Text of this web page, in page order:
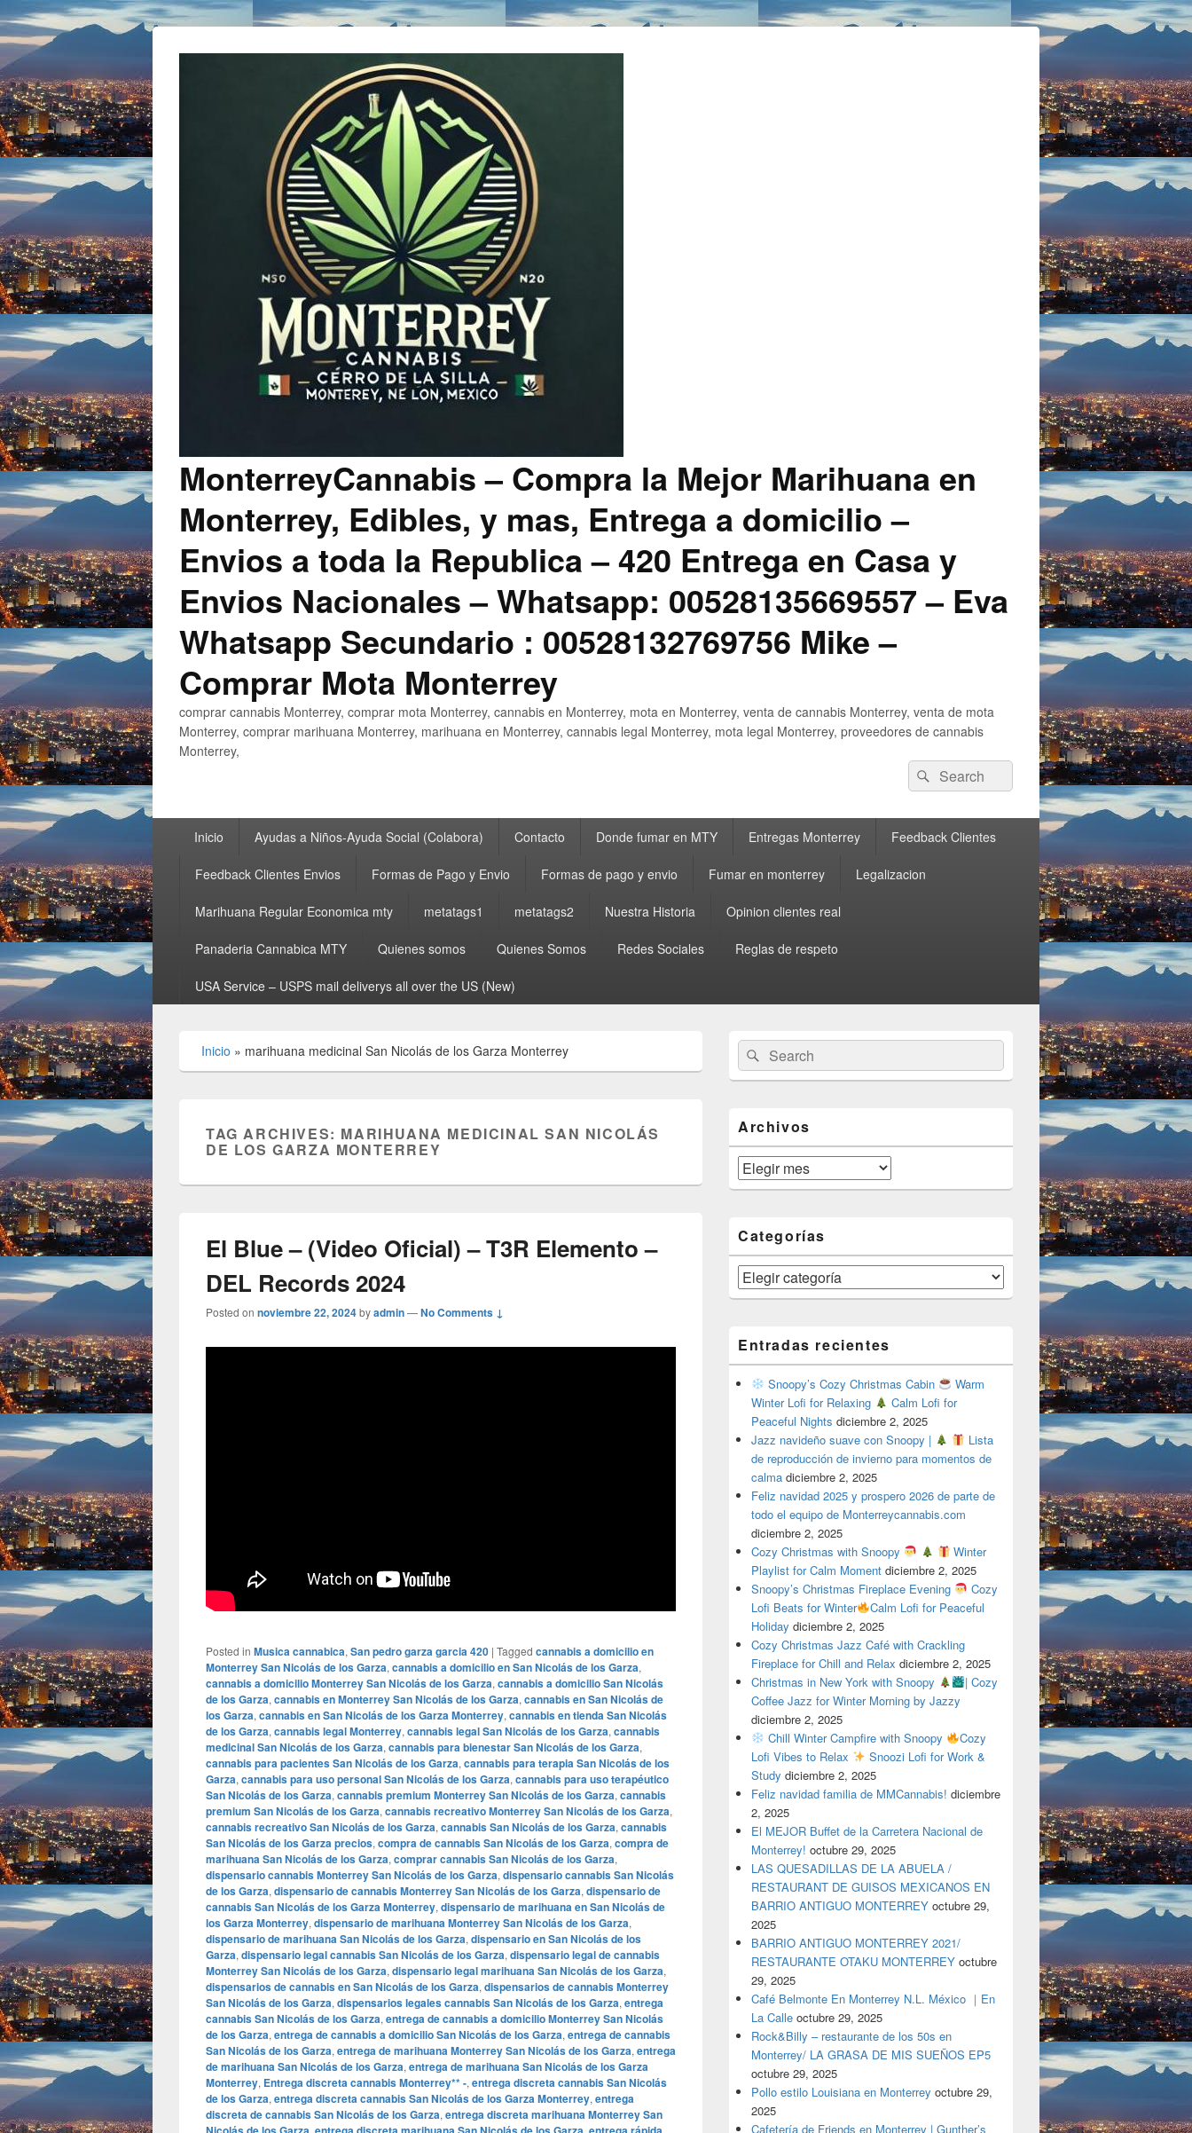
MonterreyCannabis – Compra la Mejor Marihuana en
Monterrey, Edibles, y mas, Entrega a domicilio –
Envios a toda la Republica – 420 Entrega en Casa y
Envios Nacionales – Whatsapp: 00528135669557 – Eva
Whatsapp Secundario : 00528132769756 Mike –
Comprar Mota Monterrey
comprar cannabis Monterrey, comprar mota Monterrey, cannabis en Monterrey, mota en Monterrey, venta de cannabis Monterrey, venta de mota
Monterrey, comprar marihuana Monterrey, marihuana en Monterrey, cannabis legal Monterrey, mota legal Monterrey, proveedores de cannabis
Monterrey,
Search
for:
Search
Inicio Ayudas a Niños-Ayuda Social (Colabora) Contacto Donde fumar en MTY Entregas Monterrey Feedback Clientes
Feedback Clientes Envios Formas de Pago y Envio Formas de pago y envio Fumar en monterrey Legalizacion
Marihuana Regular Economica mty metatags1 metatags2 Nuestra Historia Opinion clientes real
Panaderia Cannabica MTY Quienes somos Quienes Somos Redes Sociales Reglas de respeto
USA Service – USPS mail deliverys all over the US (New)
Inicio » marihuana medicinal San Nicolás de los Garza Monterrey
TAG ARCHIVES: MARIHUANA MEDICINAL SAN NICOLÁS
DE LOS GARZA MONTERREY
El Blue – (Video Oficial) – T3R Elemento –
DEL Records 2024
Posted on noviembre 22, 2024byadmin—No Comments ↓
Posted in Musica cannabica, San pedro garza garcia 420 | Tagged cannabis a domicilio en
Monterrey San Nicolás de los Garza, cannabis a domicilio en San Nicolás de los Garza,
cannabis a domicilio Monterrey San Nicolás de los Garza, cannabis a domicilio San Nicolás
de los Garza, cannabis en Monterrey San Nicolás de los Garza, cannabis en San Nicolás de
los Garza, cannabis en San Nicolás de los Garza Monterrey, cannabis en tienda San Nicolás
de los Garza, cannabis legal Monterrey, cannabis legal San Nicolás de los Garza, cannabis
medicinal San Nicolás de los Garza, cannabis para bienestar San Nicolás de los Garza,
cannabis para pacientes San Nicolás de los Garza, cannabis para terapia San Nicolás de los
Garza, cannabis para uso personal San Nicolás de los Garza, cannabis para uso terapéutico
San Nicolás de los Garza, cannabis premium Monterrey San Nicolás de los Garza, cannabis
premium San Nicolás de los Garza, cannabis recreativo Monterrey San Nicolás de los Garza,
cannabis recreativo San Nicolás de los Garza, cannabis San Nicolás de los Garza, cannabis
San Nicolás de los Garza precios, compra de cannabis San Nicolás de los Garza, compra de
marihuana San Nicolás de los Garza, comprar cannabis San Nicolás de los Garza,
dispensario cannabis Monterrey San Nicolás de los Garza, dispensario cannabis San Nicolás
de los Garza, dispensario de cannabis Monterrey San Nicolás de los Garza, dispensario de
cannabis San Nicolás de los Garza Monterrey, dispensario de marihuana en San Nicolás de
los Garza Monterrey, dispensario de marihuana Monterrey San Nicolás de los Garza,
dispensario de marihuana San Nicolás de los Garza, dispensario en San Nicolás de los
Garza, dispensario legal cannabis San Nicolás de los Garza, dispensario legal de cannabis
Monterrey San Nicolás de los Garza, dispensario legal marihuana San Nicolás de los Garza,
dispensarios de cannabis en San Nicolás de los Garza, dispensarios de cannabis Monterrey
San Nicolás de los Garza, dispensarios legales cannabis San Nicolás de los Garza, entrega
cannabis San Nicolás de los Garza, entrega de cannabis a domicilio Monterrey San Nicolás
de los Garza, entrega de cannabis a domicilio San Nicolás de los Garza, entrega de cannabis
San Nicolás de los Garza, entrega de marihuana Monterrey San Nicolás de los Garza, entrega
de marihuana San Nicolás de los Garza, entrega de marihuana San Nicolás de los Garza
Monterrey, Entrega discreta cannabis Monterrey** -, entrega discreta cannabis San Nicolás
de los Garza, entrega discreta cannabis San Nicolás de los Garza Monterrey, entrega
discreta de cannabis San Nicolás de los Garza, entrega discreta marihuana Monterrey San
, ,
Primary
Sidebar
Widget
Area
Search
for:
Search
Archivos
Archivos
Categorías
Categorías
Entradas recientes
Snoopy’s Cozy Christmas Cabin
Warm
Winter Lofi for Relaxing
Calm Lofi for
Peaceful Nights diciembre 2, 2025
Jazz navideño suave con Snoopy |
Lista
de reproducción de invierno para momentos de
calma diciembre 2, 2025
Feliz navidad 2025 y prospero 2026 de parte de
todo el equipo de Monterreycannabis.com
diciembre 2, 2025
Cozy Christmas with Snoopy
Winter
Playlist for Calm Moment diciembre 2, 2025
Snoopy’s Christmas Fireplace Evening
Cozy
Lofi Beats for Winter
Calm Lofi for Peaceful
Holiday diciembre 2, 2025
Cozy Christmas Jazz Café with Crackling
Fireplace for Chill and Relax diciembre 2, 2025
Christmas in New York with Snoopy
| Cozy
Coffee Jazz for Winter Morning by Jazzy
diciembre 2, 2025
Chill Winter Campfire with Snoopy
Cozy
Lofi Vibes to Relax
Snoozi Lofi for Work &
Study diciembre 2, 2025
Feliz navidad familia de MMCannabis! diciembre
2, 2025
El MEJOR Buffet de la Carretera Nacional de
Monterrey! octubre 29, 2025
LAS QUESADILLAS DE LA ABUELA /
RESTAURANT DE GUISOS MEXICANOS EN
BARRIO ANTIGUO MONTERREY octubre 29,
2025
BARRIO ANTIGUO MONTERREY 2021/
RESTAURANTE OTAKU MONTERREY octubre
29, 2025
Café Belmonte En Monterrey N.L. México ｜En
La Calle octubre 29, 2025
Rock&Billy – restaurante de los 50s en
Monterrey/ LA GRASA DE MIS SUEÑOS EP5
octubre 29, 2025
Pollo estilo Louisiana en Monterrey octubre 29,
2025
Cafetería de Friends en Monterrey | Gunther’s